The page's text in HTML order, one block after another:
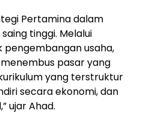
Pertamina dalam
tinggi. Melalui
usaha,
pasar yang
yang terstruktur
secara ekonomi, dan
ujar Ahad.